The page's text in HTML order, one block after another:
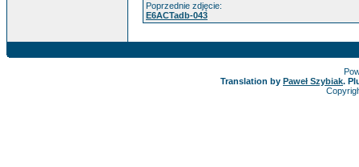
Poprzednie zdjęcie:
E6ACTadb-043
Translation by Paweł Szybiak.